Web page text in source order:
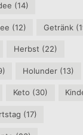
(14)
(12) Getränk
Herbst (22)
Holunder (13)
Keto (30)
(17)